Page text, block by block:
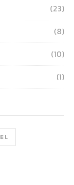
(23)
(8)
(10)
(1)